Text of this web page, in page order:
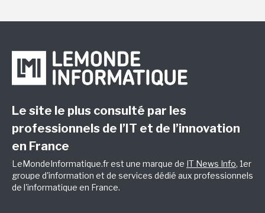
Le site le plus consulté par les
professionnels de l’IT et de l’innovation
en France
LeMondeInformatique.fr est une marque de IT News Info, 1er
groupe d'information et de services dédié aux professionnels
de l'informatique en France.